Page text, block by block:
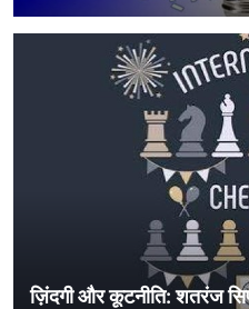
ज़िंदगी और कूटनीति: शतरंज